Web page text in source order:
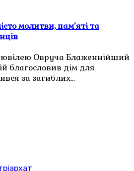
молитви, пам’яті та
Овруча Блаженнійший
благословив дім для
за загиблих…